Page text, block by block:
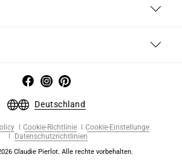
Deutschland
Cookie-Richtlinie
Cookie-Einstellunge
Datenschutzrichtlinien
Claudie Pierlot. Alle rechte vorbehalten.